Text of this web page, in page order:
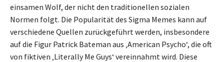
einsamen Wolf, der nicht den traditionellen sozialen
Normen folgt. Die Popularität des Sigma Memes kann auf
verschiedene Quellen zurückgeführt werden, insbesondere
auf die Figur Patrick Bateman aus ‚American Psycho‘, die oft
von fiktiven ‚Literally Me Guys‘ vereinnahmt wird. Diese